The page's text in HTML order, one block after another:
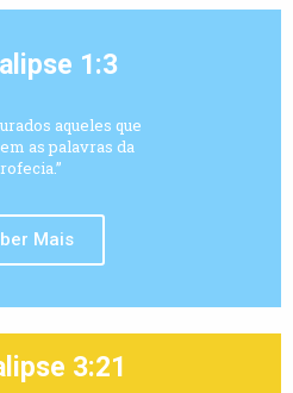
1:3
aqueles que
as palavras da
Mais
3:21